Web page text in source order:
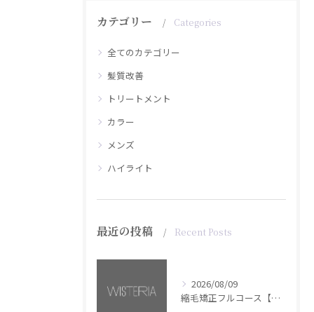
カテゴリー Categories
全てのカテゴリー
髪質改善
トリートメント
カラー
メンズ
ハイライト
最近の投稿 Recent Posts
2026/08/09
縮毛矯正フルコース【銀座・美容室WISTERIA】